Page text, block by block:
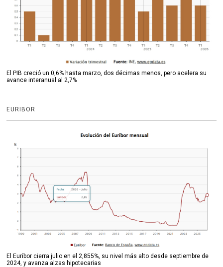
El PIB creció un 0,6% hasta marzo, dos décimas menos, pero acelera su
avance interanual al 2,7%
EURIBOR
El Euríbor cierra julio en el 2,855%, su nivel más alto desde septiembre de
2024, y avanza alzas hipotecarias